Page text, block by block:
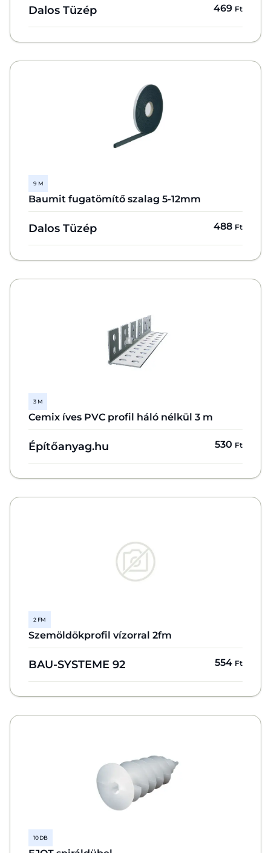
Dalos Tüzép 469 Ft
9 M
Baumit fugatömítő szalag 5-12mm
Dalos Tüzép 488 Ft
3 M
Cemix íves PVC profil háló nélkül 3 m
Építőanyag.hu 530 Ft
2 FM
Szemöldökprofil vízorral 2fm
BAU-SYSTEME 92 554 Ft
10 DB